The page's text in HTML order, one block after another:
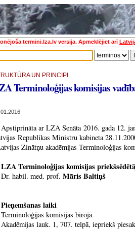
termini.lza.lv versija. Apmeklējiet arī
UN PRINCIPI
Terminoloģijas komisijas
Apstiprināta ar LZA Senāta 2016. gada 12.
Republikas Ministru kabineta
Zinātņu akadēmijas Terminoloģijas
LZA Terminoloģijas komisijas
Dr. habil. med. prof. Māris Baltiņš
Pieņemšanas laiki
Terminoloģijas komisijas birojā
Akadēmijas lauk. 1, 707. telpā, iepriekš